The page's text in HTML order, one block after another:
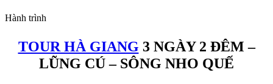
Hành trình
TOUR HÀ GIANG 3 NGÀY 2 ĐÊM –
LŨNG CÚ – SÔNG NHO QUẾ